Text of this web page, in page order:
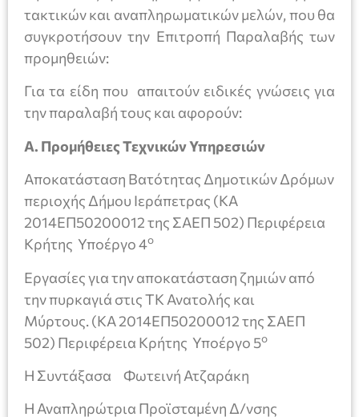
τακτικών και αναπληρωματικών μελών, που θα
συγκροτήσουν την Επιτροπή Παραλαβής των
προμηθειών:
Για τα είδη που απαιτούν ειδικές γνώσεις για
την παραλαβή τους και αφορούν:
Α. Προμήθειες Τεχνικών Υπηρεσιών
Αποκατάσταση Βατότητας Δημοτικών Δρόμων
περιοχής Δήμου Ιεράπετρας (ΚΑ
2014ΕΠ50200012 της ΣΑΕΠ 502) Περιφέρεια
Κρήτης Υποέργο 4ο
Εργασίες για την αποκατάσταση ζημιών από
την πυρκαγιά στις ΤΚ Ανατολής και
Μύρτους. (ΚΑ 2014ΕΠ50200012 της ΣΑΕΠ
502) Περιφέρεια Κρήτης Υποέργο 5ο
Η Συντάξασα Φωτεινή Ατζαράκη
Η Αναπληρώτρια Προϊσταμένη Δ/νσης